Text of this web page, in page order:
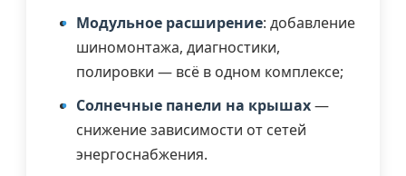
Модульное расширение: добавление
шиномонтажа, диагностики,
полировки — всё в одном комплексе;
Солнечные панели на крышах—
снижение зависимости от сетей
энергоснабжения.